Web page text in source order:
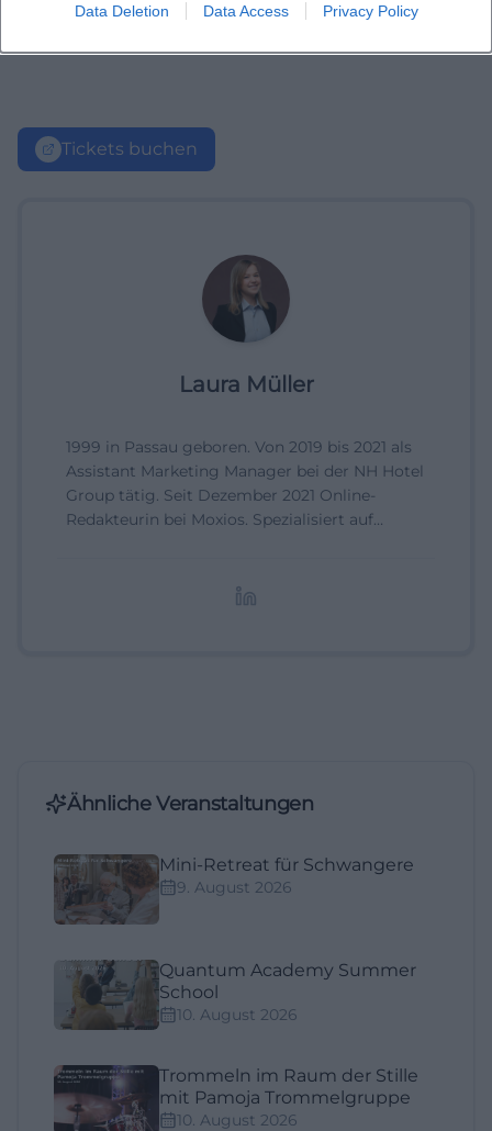
Data Deletion Data Access Privacy Policy
Tickets buchen
Laura Müller
1999 in Passau geboren. Von 2019 bis 2021 als
Assistant Marketing Manager bei der NH Hotel
Group tätig. Seit Dezember 2021 Online-
Redakteurin bei Moxios. Spezialisiert auf
Ähnliche Veranstaltungen
Mini-Retreat für Schwangere
9. August 2026
Quantum Academy Summer
School
10. August 2026
Trommeln im Raum der Stille
mit Pamoja Trommelgruppe
10. August 2026